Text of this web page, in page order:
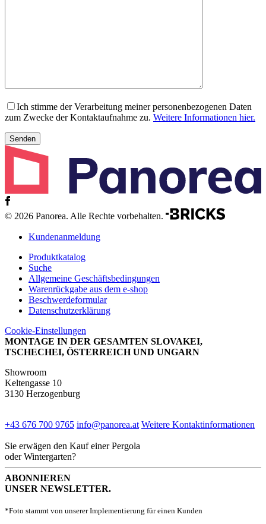
Ich stimme der Verarbeitung meiner personenbezogenen Daten
zum Zwecke der Kontaktaufnahme zu. Weitere Informationen hier.
© 2026 Panorea. Alle Rechte vorbehalten.
Kundenanmeldung
Produktkatalog
Suche
Allgemeine Geschäftsbedingungen
Warenrückgabe aus dem e-shop
Beschwerdeformular
Datenschutzerklärung
Cookie-Einstellungen
MONTAGE IN DER GESAMTEN SLOVAKEI,
TSCHECHEI, ÖSTERREICH UND UNGARN
Showroom
Keltengasse 10
3130 Herzogenburg
+43 676 700 9765 info@panorea.at Weitere Kontaktinformationen
Sie erwägen den Kauf einer Pergola
oder Wintergarten?
ABONNIEREN
UNSER NEWSLETTER.
*Foto stammt von unserer Implementierung für einen Kunden